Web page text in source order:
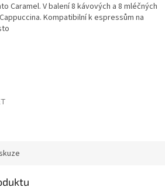
Caramel. V balení 8 kávových a 8 mléčných
Kompatibilní k espressům na